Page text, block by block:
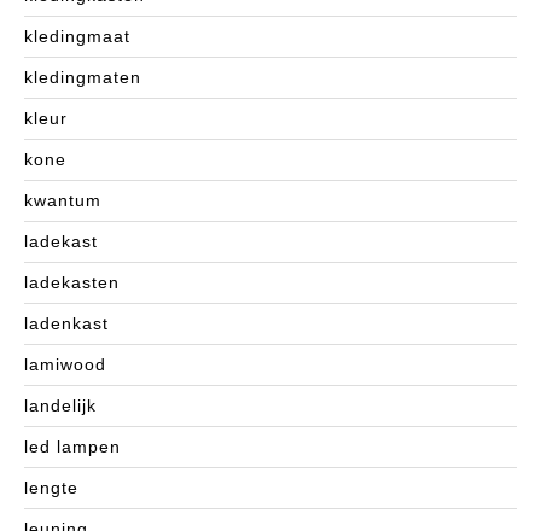
kledingmaat
kledingmaten
kleur
kone
kwantum
ladekast
ladekasten
ladenkast
lamiwood
landelijk
led lampen
lengte